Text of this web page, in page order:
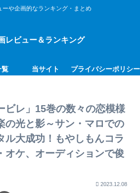
ーや企画的なランキング・まとめ
レビュー＆ランキング
覧 当サイト プライバシーポリシー
ビレ」15巻の数々の恋模様
の光と影～サン・マロでの
ル大成功！もやしもんコラ
オケ、オーディションで俊
2023.12.08